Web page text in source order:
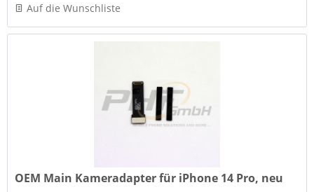
Auf die Wunschliste
OEM Main Kameradapter für iPhone 14 Pro, neu